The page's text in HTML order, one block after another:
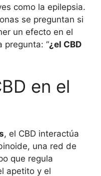
como la epilepsia.
se preguntan si
un efecto en el
pregunta: “¿el CBD
en el
, el CBD interactúa
una red de
que regula
apetito y el